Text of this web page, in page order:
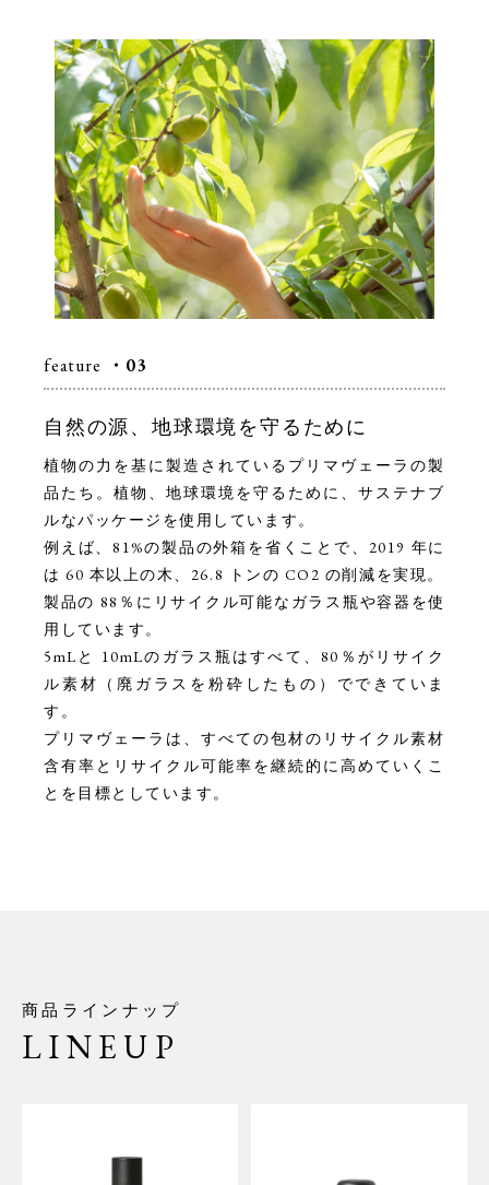
feature ・03
自然の源、地球環境を守るために
植物の力を基に製造されているプリマヴェーラの製
品たち。植物、地球環境を守るために、サステナブ
ルなパッケージを使用しています。
例えば、81%の製品の外箱を省くことで、2019 年に
は 60 本以上の木、26.8 トンの CO2 の削減を実現。
製品の 88％にリサイクル可能なガラス瓶や容器を使
用しています。
5mLと 10mLのガラス瓶はすべて、80％がリサイク
ル素材（廃ガラスを粉砕したもの）でできていま
す。
プリマヴェーラは、すべての包材のリサイクル素材
含有率とリサイクル可能率を継続的に高めていくこ
とを目標としています。
商品ラインナップ
LINEUP